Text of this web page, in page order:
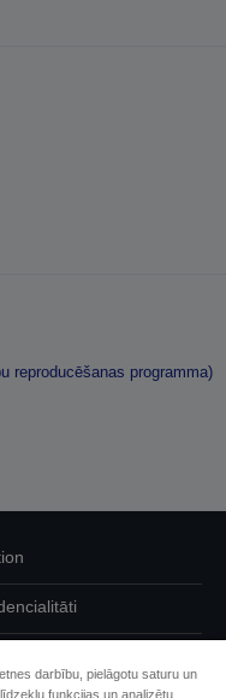
reproducēšanas programma)
darbību, pielāgotu saturu un
funkcijas un analizētu